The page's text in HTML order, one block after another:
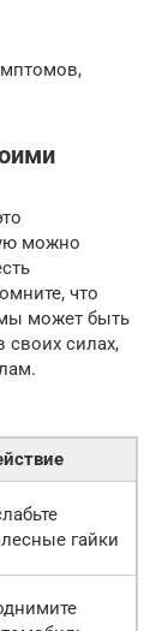
можно
что
может быть
силах,
гайки